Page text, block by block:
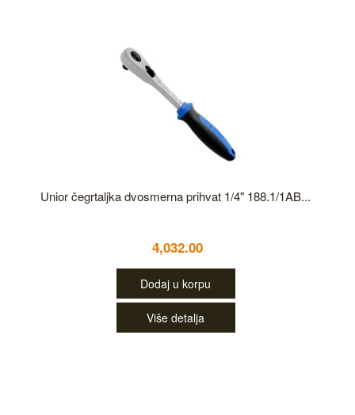
Unior čegrtaljka dvosmerna prihvat 1/4" 188.1/1AB...
4,032.00
Dodaj u korpu
Više detalja